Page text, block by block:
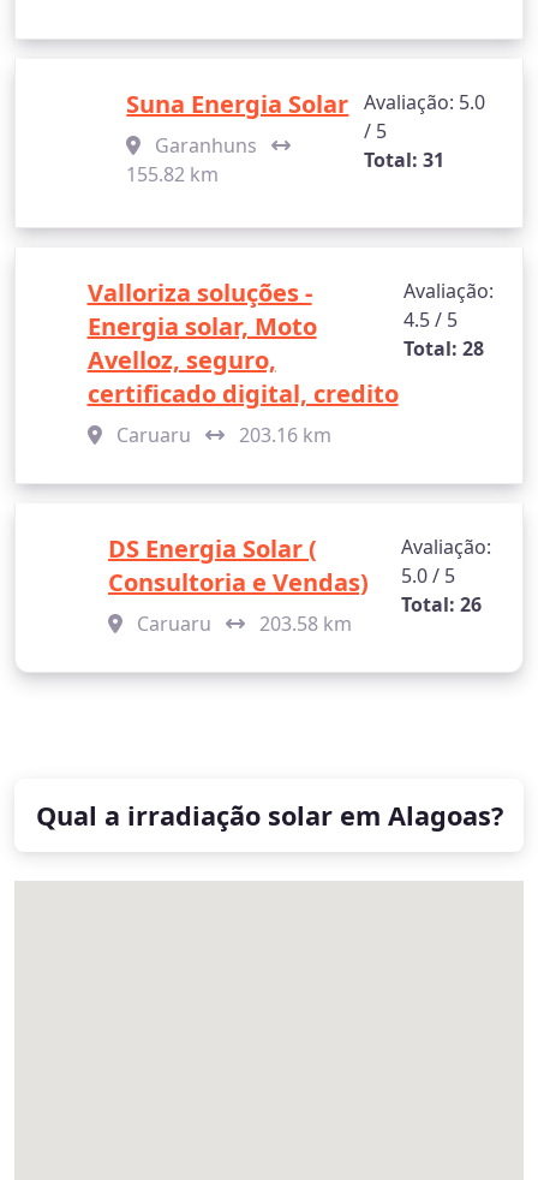
Suna Energia Solar
Garanhuns
155.82 km
Avaliação: 5.0
/ 5
Total: 31
Valloriza soluções -
Energia solar, Moto
Avelloz, seguro,
certificado digital, credito
Caruaru 203.16 km
Avaliação:
4.5 / 5
Total: 28
DS Energia Solar (
Consultoria e Vendas)
Caruaru 203.58 km
Avaliação:
5.0 / 5
Total: 26
Qual a irradiação solar em Alagoas?